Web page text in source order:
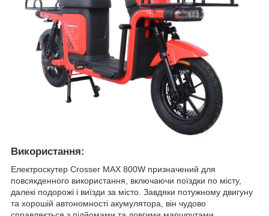
Використання:
Електроскутер Crosser MAX 800W призначений для
повсякденного використання, включаючи поїздки по місту,
далекі подорожі і виїзди за місто. Завдяки потужному двигуну
та хорошій автономності акумулятора, він чудово